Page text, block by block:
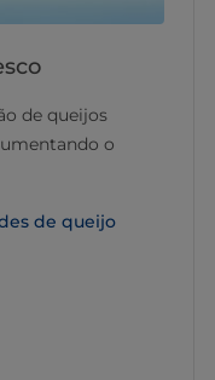
de queijos
o
de queijo